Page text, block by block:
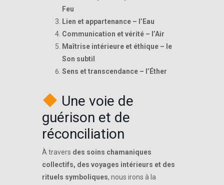
Feu
Lien et appartenance – l’Eau
Communication et vérité – l’Air
Maîtrise intérieure et éthique – le
Son subtil
Sens et transcendance – l’Éther
Une voie de
guérison et de
réconciliation
À travers des soins chamaniques
collectifs, des voyages intérieurs et des
rituels symboliques, nous irons à la